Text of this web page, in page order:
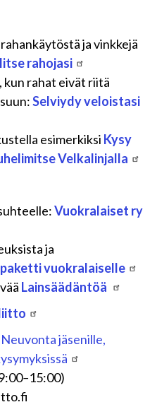
ja vinkkejä
rahojasi
rahat eivät riitä
Selviydy veloistasi
esimerkiksi Kysy
Velkalinjalla
Vuokralaiset ry
ja
vuokralaiselle
Lainsäädäntöä
Neuvonta jäsenille,
–15:00)